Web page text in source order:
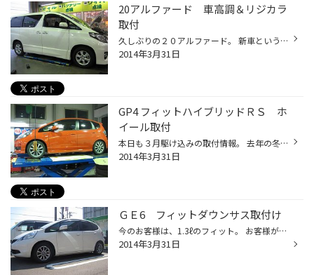
20アルファード 車高調＆リジカラ
取付
久しぶりの２０アルファード。 新車という事で足回り、タイヤ＆ホイール、シートカバー、テールランプなどまとめて買っていただいた常連Ｍ様。 今回は足回りはクスコをチョイス！文京店ではクスコの専門店認定なのです。車高調だけではなくはやりのミニバンに適した部品もかなり出ているので何かあ...
2014年3月31日
GP4 フィットハイブリッドＲＳ ホ
イール取付
本日も３月駆け込みの取付情報。 去年の冬に車高調とオーディオを組ませていただいた常連Ｋ様、春仕様にするため車高調を一番低く設定。 前後での高さ合わせをしてからアライメントに突入‼ 夜遅かったのですが本人も巻き添えにしてかなりいい感じに仕上がりました。 まだまだ今からなのでこれからも...
2014年3月31日
ＧＥ6 フィットダウンサス取付け
今のお客様は、1.3ℓのフィット。 お客様がお店に来られ、ホイールのインチUPをしたいとのこと。 インチを尋ねると『15インチで‼』。 さらに詳しく話をお聞きすると、今のフィットも1.3ℓになると、 14インチが新車時に付いてくるのだが、1.5ℓ＆ハイブリッド車よりタイヤが小さく、 フェンダーとタイ...
2014年3月31日